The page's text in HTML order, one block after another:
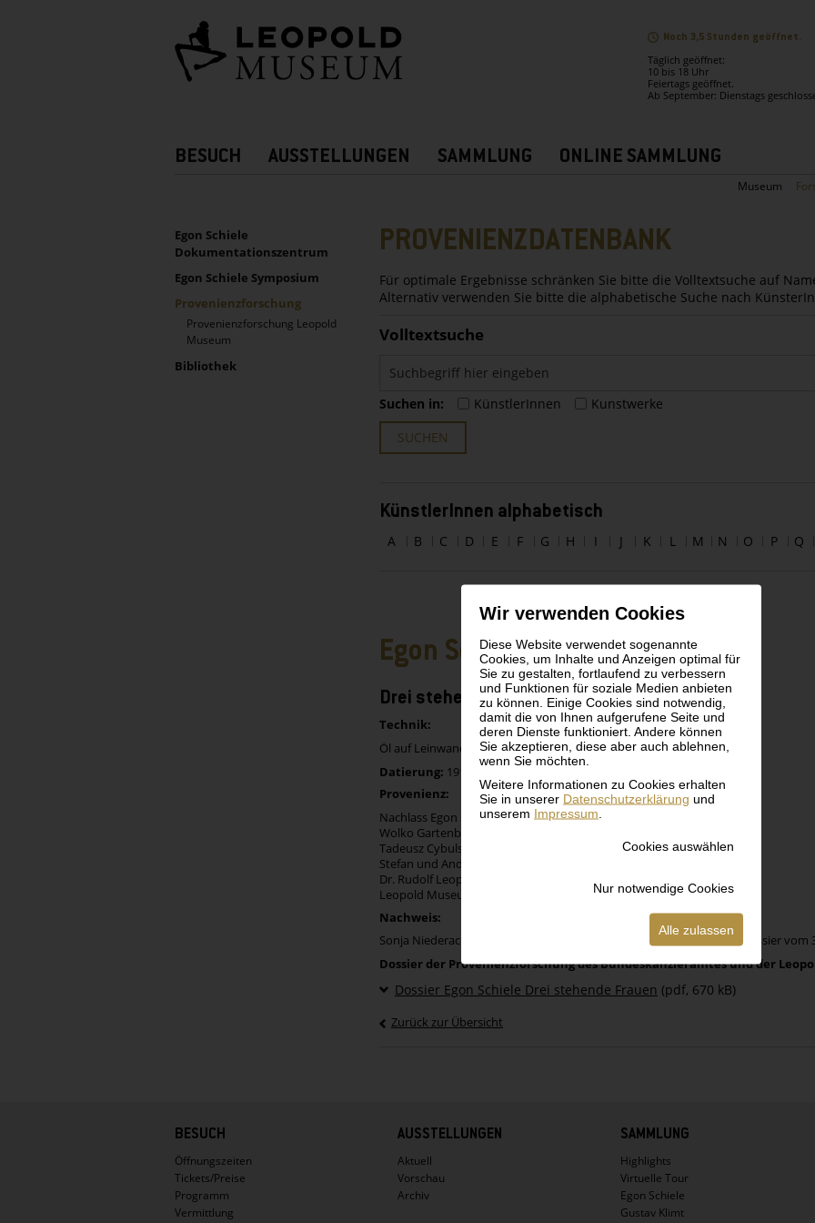
Wir verwenden Cookies
Diese Website verwendet sogenannte
Cookies, um Inhalte und Anzeigen optimal für
Sie zu gestalten, fortlaufend zu verbessern
und Funktionen für soziale Medien anbieten
zu können. Einige Cookies sind notwendig,
damit die von Ihnen aufgerufene Seite und
deren Dienste funktioniert. Andere können
Sie akzeptieren, diese aber auch ablehnen,
wenn Sie möchten.
Weitere Informationen zu Cookies erhalten
Sie in unserer Datenschutzerklärung und
unserem Impressum
Cookies auswählen
Nur notwendige Cookies
Alle zulassen
Noch 3,5 Stunden geöffnet.
Täglich geöffnet:
10 bis 18 Uhr
Feiertags geöffnet.
Ab September: Dienstags
Hauptnavigation
BESUCH AUSSTELLUNGEN SAMMLUNG ONLINE SAMMLUNG
Museum
Sidebar
UNTERNAVIGATION
Egon Schiele
Dokumentationszentrum
Egon Schiele Symposium
Provenienzforschung
Provenienzforschung Leopold
Museum
Bibliothek
PROVENIENZDATENBANK
Für optimale Ergebnisse schränken Sie bitte die Volltextsuche auf
Alternativ verwenden Sie bitte die alphabetische Suche nach
Volltextsuche
Suchen in: KünstlerInnen
Kunstwerke
SUCHEN
KünstlerInnen alphabetisch
A B C D E F G H I J K L M N O P Q
Egon Schiele
Drei stehende Frauen (Fragment)
Technik:
Öl auf Leinwand
Datierung: 1918 (unvollendet)
Provenienz:
Nachlass Egon Schiele, Wien (1919);
Wolko Gartenberg, Wien und Debina, Polen (vor 1923-etwa 1930);
Tadeusz Cybulski, Krakau (um 1930-1954);
Stefan und Andrzej Cybulski, Krakau (1954-1959)
Dr. Rudolf Leopold, Wien (1959-1994);
Leopold Museum-Privatstiftung, Wien (seit 1994).
Nachweis:
Sonja Niederacher, Egon Schiele. Drei stehende Frauen (Fragment), Dossier vom
Dossier der Provenienzforschung des Bundeskanzleramtes und der
Dossier Egon Schiele Drei stehende Frauen (pdf, 670 kB)
Zurück zur Übersicht
BESUCH
Öffnungszeiten
Tickets/Preise
Programm
Vermittlung
AUSSTELLUNGEN
Aktuell
Vorschau
Archiv
SAMMLUNG
Highlights
Virtuelle Tour
Egon Schiele
Gustav Klimt